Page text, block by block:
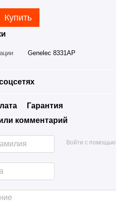
Купить
Genelec 8331AP
Гарантия
комментарий
Войти с помощью